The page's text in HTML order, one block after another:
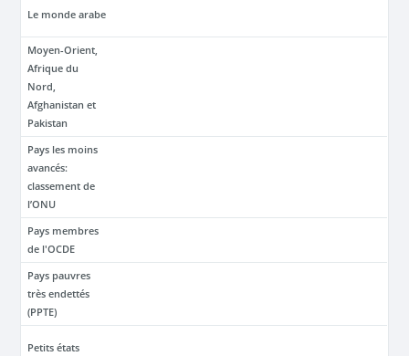
Le monde arabe
Moyen-Orient,
Afrique du
Nord,
Afghanistan et
Pakistan
Pays les moins
avancés:
classement de
l’ONU
Pays membres
de l'OCDE
Pays pauvres
très endettés
(PPTE)
Petits états